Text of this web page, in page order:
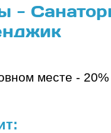
-
месте - 20%